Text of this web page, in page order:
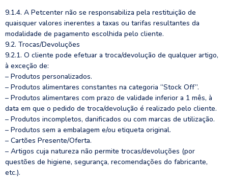
9.1.4. A Petcenter não se responsabiliza pela restituição de
quaisquer valores inerentes a taxas ou tarifas resultantes da
modalidade de pagamento escolhida pelo cliente.
9.2. Trocas/Devoluções
9.2.1. O cliente pode efetuar a troca/devolução de qualquer artigo,
à exceção de:
– Produtos personalizados.
– Produtos alimentares constantes na categoria “Stock Off”.
– Produtos alimentares com prazo de validade inferior a 1 mês, à
data em que o pedido de troca/devolução é realizado pelo cliente.
– Produtos incompletos, danificados ou com marcas de utilização.
– Produtos sem a embalagem e/ou etiqueta original.
– Cartões Presente/Oferta.
– Artigos cuja natureza não permite trocas/devoluções (por
questões de higiene, segurança, recomendações do fabricante,
etc.).